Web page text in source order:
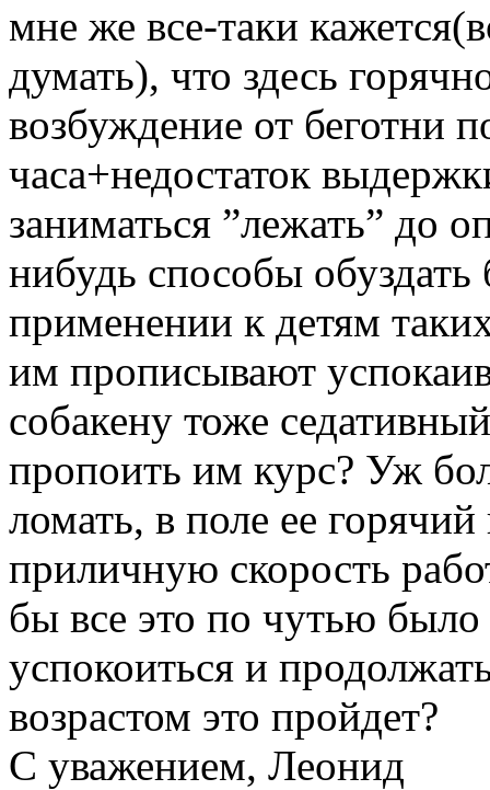
мне же все-таки
думать), что здесь
возбуждение от беготни
часа+недостаток
заниматься ”лежать” до
нибудь способы
применении к детям
им прописывают
собакену тоже
пропоить им курс? Уж
ломать, в поле ее
приличную скорость
бы все это по чутью
успокоиться и
возрастом это пройдет?
C уважением, Леонид